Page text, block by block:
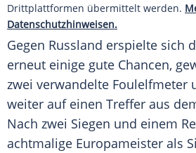
Drittplattformen übermittelt werden.
Datenschutzhinweisen.
Gegen Russland erspielte sich
erneut einige gute Chancen,
zwei verwandelte Foulelfmeter
weiter auf einen Treffer aus
Nach zwei Siegen und einem
achtmalige Europameister als